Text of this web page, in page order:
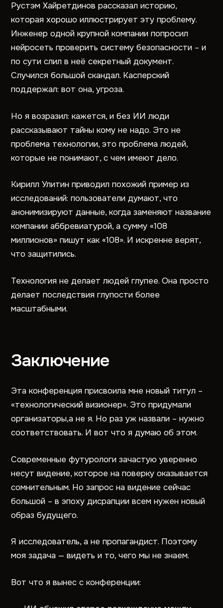
Рустэм Хайретдинов рассказал историю,
которая хорошо иллюстрирует эту проблему.
Инженер одной крупной компании попросил
нейросеть проверить систему безопасности – и
по сути слил в неё секретный документ.
Случился большой скандал. Касперский
поддержал: вот она, угроза.
Но я возразил: кажется, и без ИИ люди
рассказывают тайны кому не надо. Это не
проблема технологии, это проблема людей,
которые не понимают, с чем имеют дело.
Кирилл Улитин приводил похожий пример из
исследований: пользователи думают, что
анонимизируют данные, когда заменяют название
компании аббревиатурой, а сумму «108
миллионов» пишут как «108». И искренне верят,
что защитились.
Технология не делает людей глупее. Она просто
делает последствия глупости более
масштабными.
Заключение
Эта конференция присвоила мне новый титул –
«технологический визионер». Это придумали
организаторы,а не я. Но раз уж назвали – нужно
соответствовать. И вот что я думаю об этом.
Современные футурологи зачастую уверенно
несут видение, которое на поверку оказывается
сомнительным. Но запрос на видение сейчас
большой – в эпоху дисрапции всем нужен новый
образ будущего.
Я исследователь, а не пропагандист. Поэтому
моя задача — видеть и то, чего мы не знаем.
Вот что я вынес с конференции: